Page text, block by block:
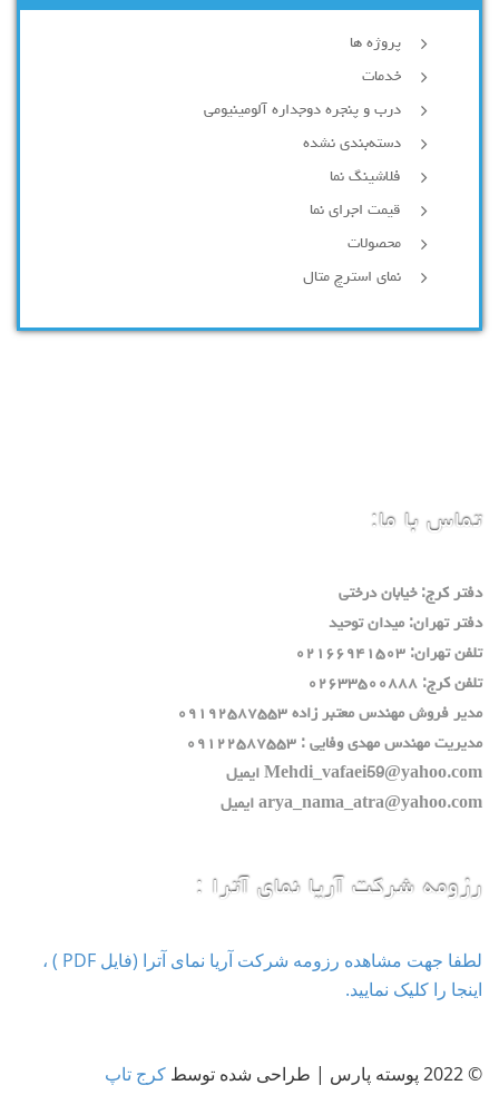
پروژه ها
خدمات
درب و پنجره دوجداره آلومینیومی
دسته‌بندی نشده
فلاشینگ نما
قیمت اجرای نما
محصولات
نمای استرچ متال
تماس با ما:
دفتر كرج: خيابان درختي
دفتر تهران: ميدان توحيد
تلفن تهران: ٠٢١٦٦٩٤١٥٠٣
تلفن كرج: ٠٢٦٣٣٥٠٠٨٨٨
مدير فروش مهندس معتبر زاده ٠٩١٩٢٥٨٧٥٥٣
مديريت مهندس مهدي وفايي : ٠٩١٢٢٥٨٧٥٥٣
Mehdi_vafaei59@yahoo.com ايميل
arya_nama_atra@yahoo.com ايميل
رزومه شرکت آریا نمای آترا :
لطفا جهت مشاهده رزومه شرکت آریا نمای آترا (فایل PDF ) ،
اینجا را کلیک نمایید.
© 2022 پوسته پارس | طراحی شده توسط کرج تاپ